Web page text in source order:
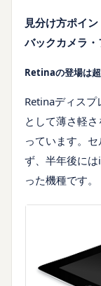
見分け方ポイ
バックカメラ・
Retinaの登場は
Retinaディスプ
として薄さ軽さ
っています。
ず、半年後には
った機種です。